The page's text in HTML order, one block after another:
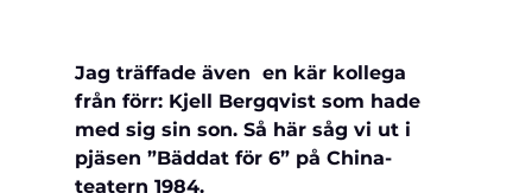
Jag träffade även  en kär kollega
från förr: Kjell Bergqvist som hade
med sig sin son. Så här såg vi ut i
pjäsen ”Bäddat för 6” på China-
teatern 1984.